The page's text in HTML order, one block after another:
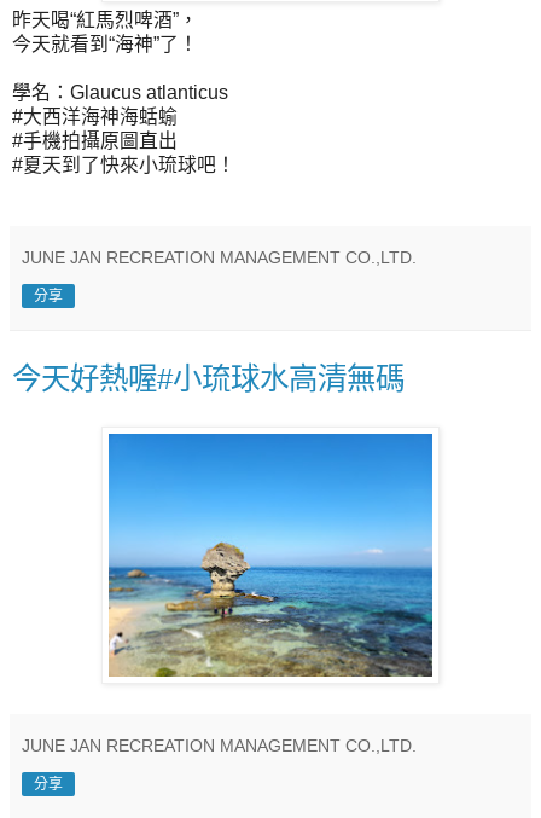
昨天喝“紅馬烈啤酒”，
今天就看到“海神”了！
學名：Glaucus atlanticus
#大西洋海神海蛞蝓
#手機拍攝原圖直出
#夏天到了快來小琉球吧！
JUNE JAN RECREATION MANAGEMENT CO.,LTD.
分享
今天好熱喔#小琉球水高清無碼
JUNE JAN RECREATION MANAGEMENT CO.,LTD.
分享